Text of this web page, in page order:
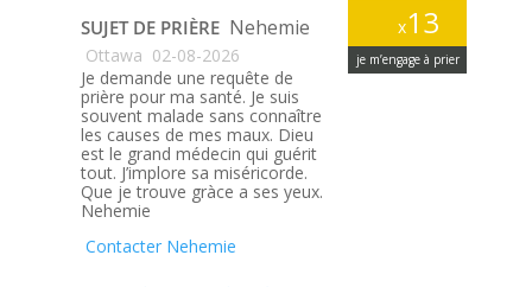
x13
je m’engage à prier
SUJET DE PRIÈRE Nehemie
Ottawa 02-08-2026
Je demande une requête de
prière pour ma santé. Je suis
souvent malade sans connaître
les causes de mes maux. Dieu
est le grand médecin qui guérit
tout. J’implore sa miséricorde.
Que je trouve gràce a ses yeux.
Nehemie
Contacter Nehemie